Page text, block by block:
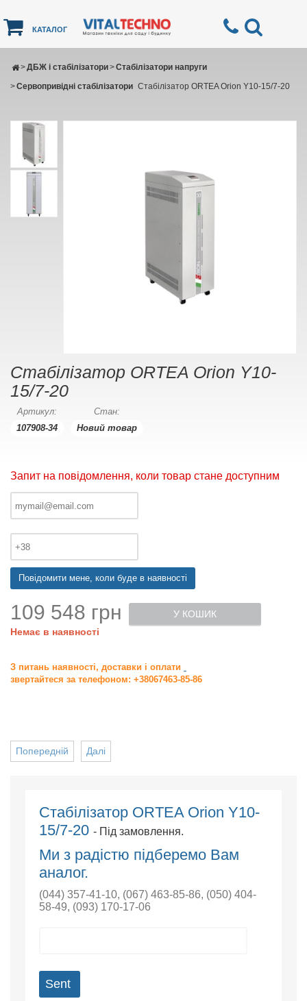
КАТАЛОГ
ДБЖ і стабілізатори
> Стабілізатори напруги
>
Сервопривідні стабілізатори
> Стабілізатор ORTEA Orion Y10-15/7-20
Стабілізатор ORTEA Orion Y10-
15/7-20
Артикул:
107908-34
Стан:
Новий товар
Запит на повідомлення, коли товар стане доступним
Повідомити мене, коли буде в наявності
109 548 грн
Немає в наявності
У КОШИК
З питань наявності, доставки і оплати
звертайтеся за телефоном: +38067463-85-86
Далі
Попередній
Стабілізатор ORTEA Orion Y10-
15/7-20 - Під замовлення.
Ми з радістю підберемо Вам
аналог.
(044) 357-41-10, (067) 463-85-86, (050) 404-
58-49, (093) 170-17-06
Sent